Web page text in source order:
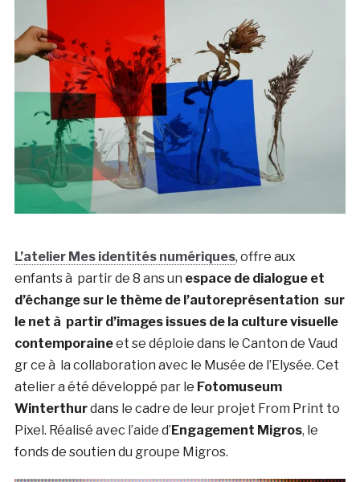
L’atelier Mes identités numériques, offre aux
enfants à partir de 8 ans un espace de dialogue et
d’échange sur le thème de l’autoreprésentation sur
le net à partir d’images issues de la culture visuelle
contemporaineet se déploie dans le Canton de Vaud
gr ce à la collaboration avec le Musée de l’Elysée. Cet
atelier a été développé par le Fotomuseum
Winterthurdans le cadre de leur projet From Print to
Pixel. Réalisé avec l’aide d’Engagement Migros, le
fonds de soutien du groupe Migros.